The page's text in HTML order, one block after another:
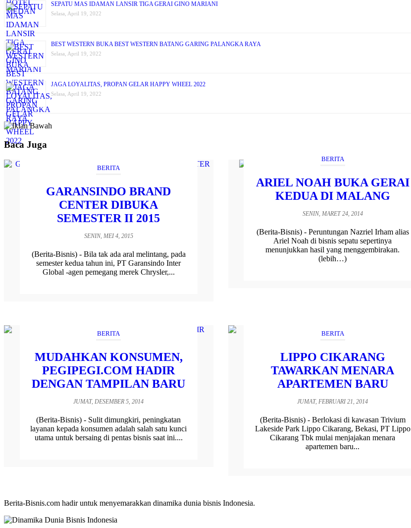
SEPATU MAS IDAMAN LANSIR TIGA GERAI GINO MARIANI
Selasa, April 19, 2022
BEST WESTERN BUKA BEST WESTERN BATANG GARING PALANGKA RAYA
Selasa, April 19, 2022
JAGA LOYALITAS, PROPAN GELAR HAPPY WHEEL 2022
Selasa, April 19, 2022
Baca Juga
BERITA
GARANSINDO BRAND
CENTER DIBUKA
SEMESTER II 2015
SENIN, MEI 4, 2015
(Berita-Bisnis) - Bila tak ada aral melintang, pada
semester kedua tahun ini, PT Garansindo Inter
Global -agen pemegang merek Chrysler,...
BERITA
ARIEL NOAH BUKA GERAI
KEDUA DI MALANG
SENIN, MARET 24, 2014
(Berita-Bisnis) - Peruntungan Nazriel Irham alias
Ariel Noah di bisnis sepatu sepertinya
menunjukkan hasil yang menggembirakan.
(lebih…)
BERITA
MUDAHKAN KONSUMEN,
PEGIPEGI.COM HADIR
DENGAN TAMPILAN BARU
JUMAT, DESEMBER 5, 2014
(Berita-Bisnis) - Sulit dimungkiri, peningkatan
layanan kepada konsumen adalah salah satu kunci
utama untuk bersaing di pentas bisnis saat ini....
BERITA
LIPPO CIKARANG
TAWARKAN MENARA
APARTEMEN BARU
JUMAT, FEBRUARI 21, 2014
(Berita-Bisnis) - Berlokasi di kawasan Trivium
Lakeside Park Lippo Cikarang, Bekasi, PT Lippo
Cikarang Tbk mulai menjajakan menara
apartemen baru...
Berita-Bisnis.com hadir untuk menyemarakkan dinamika dunia bisnis Indonesia.